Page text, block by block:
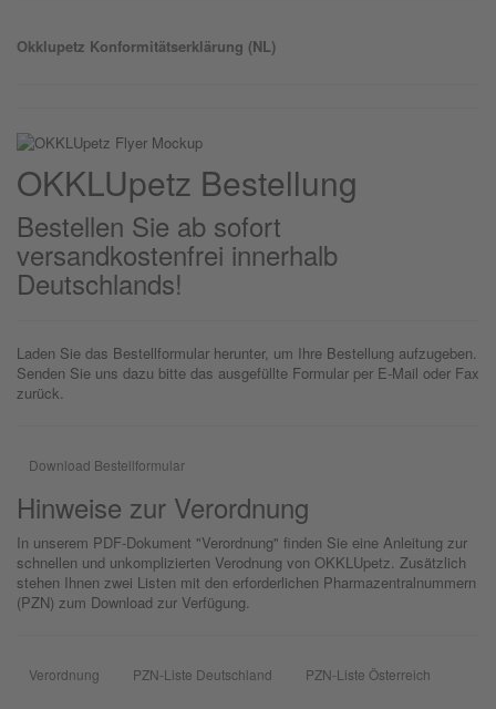
Okklupetz Konformitätserklärung (NL)
OKKLUpetz Bestellung
Bestellen Sie ab sofort
versandkostenfrei innerhalb
Deutschlands!
Laden Sie das Bestellformular herunter, um Ihre Bestellung aufzugeben.
Senden Sie uns dazu bitte das ausgefüllte Formular per E-Mail oder Fax
zurück.
Download Bestellformular
Hinweise zur Verordnung
In unserem PDF-Dokument "Verordnung" finden Sie eine Anleitung zur
schnellen und unkomplizierten Verodnung von OKKLUpetz. Zusätzlich
stehen Ihnen zwei Listen mit den erforderlichen Pharmazentralnummern
(PZN) zum Download zur Verfügung.
Verordnung PZN-Liste Deutschland PZN-Liste Österreich